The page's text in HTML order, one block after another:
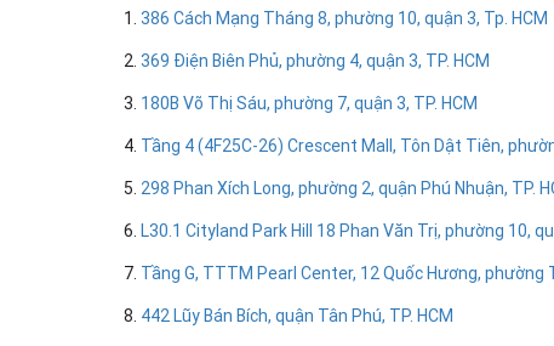
1. 386 Cách Mạng Tháng 8, phường 10, quận 3, Tp. HCM
2. 369 Điện Biên Phủ, phường 4, quận 3, TP. HCM
3. 180B Võ Thị Sáu, phường 7, quận 3, TP. HCM
4. Tầng 4 (4F25C-26) Crescent Mall, Tôn Dật Tiên,
5. 298 Phan Xích Long, phường 2, quận Phú Nhuận, TP.
6. L30.1 Cityland Park Hill 18 Phan Văn Trị, phường 10,
7. Tầng G, TTTM Pearl Center, 12 Quốc Hương, phường
8. 442 Lũy Bán Bích, quận Tân Phú, TP. HCM